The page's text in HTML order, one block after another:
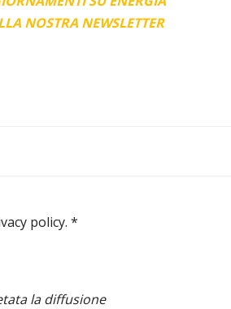
NOSTRA NEWSLETTER
policy. *
la diffusione